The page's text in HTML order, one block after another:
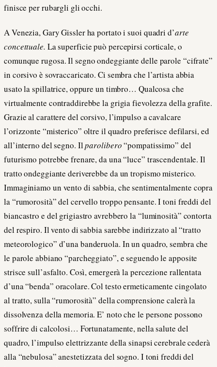
finisce per rubargli gli occhi.
A Venezia, Gary Gissler ha portato i suoi quadri d’arte
concettuale. La superficie può percepirsi corticale, o
comunque rugosa. Il segno ondeggiante delle parole “cifrate”
in corsivo è sovraccaricato. Ci sembra che l’artista abbia
usato la spillatrice, oppure un timbro… Qualcosa che
virtualmente contraddirebbe la grigia fievolezza della grafite.
Grazie al carattere del corsivo, l’impulso a cavalcare
l’orizzonte “misterico” oltre il quadro preferisce defilarsi, ed
all’interno del segno. Ilparolibero“pompatissimo” del
futurismo potrebbe frenare, da una “luce” trascendentale. Il
tratto ondeggiante deriverebbe da un tropismo misterico.
Immaginiamo un vento di sabbia, che sentimentalmente copra
la “rumorosità” del cervello troppo pensante. I toni freddi del
biancastro e del grigiastro avrebbero la “luminosità” contorta
del respiro. Il vento di sabbia sarebbe indirizzato al “tratto
meteorologico” d’una banderuola. In un quadro, sembra che
le parole abbiano “parcheggiato”, e seguendo le apposite
strisce sull’asfalto. Così, emergerà la percezione rallentata
d’una “benda” oracolare. Col testo ermeticamente cingolato
al tratto, sulla “rumorosità” della comprensione calerà la
dissolvenza della memoria. E’ noto che le persone possono
soffrire di calcolosi… Fortunatamente, nella salute del
quadro, l’impulso elettrizzante della sinapsi cerebrale cederà
alla “nebulosa” anestetizzata del sogno. I toni freddi del